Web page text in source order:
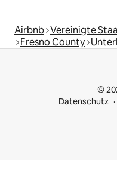
Airbnb Vereinigte
Fresno County
©
Datenschutz